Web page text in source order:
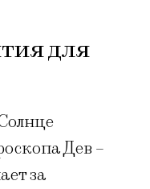
для
Дев –
за